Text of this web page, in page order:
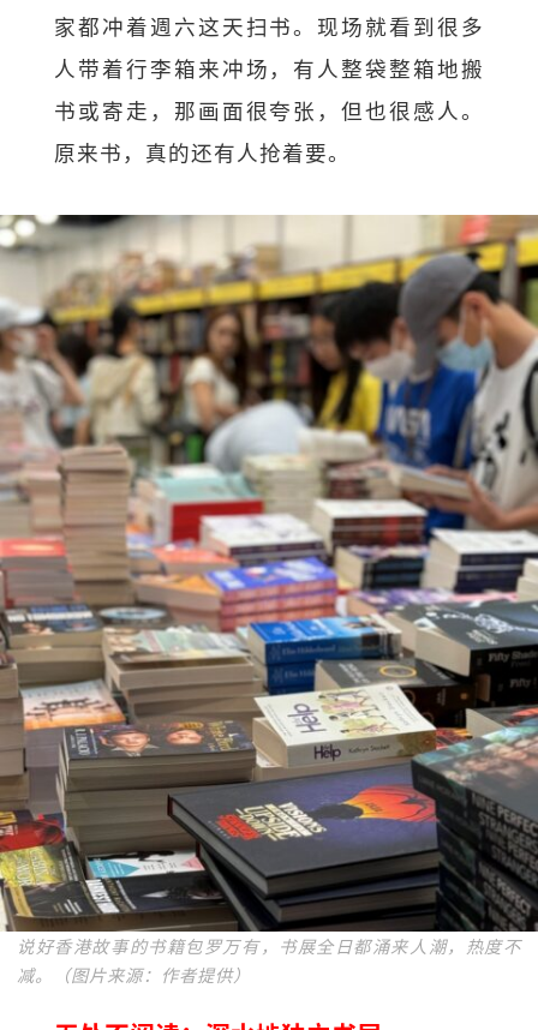
家都冲着週六这天扫书。现场就看到很多
人带着行李箱来冲场，有人整袋整箱地搬
书或寄走，那画面很夸张，但也很感人。
原来书，真的还有人抢着要。
说好香港故事的书籍包罗万有，书展全日都涌来人潮，热度不
减。（图片来源：作者提供）